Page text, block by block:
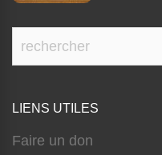
LIENS UTILES
Faire un don